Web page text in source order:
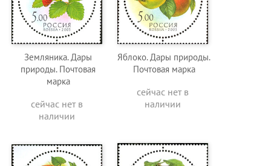
Земляника. Дары
природы. Почтовая
марка
сейчас нет в
наличии
Яблоко. Дары природы.
Почтовая марка
сейчас нет в
наличии